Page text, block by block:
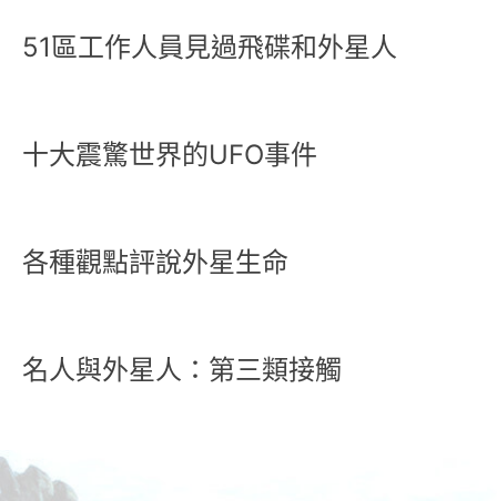
51區工作人員見過飛碟和外星人
十大震驚世界的UFO事件
各種觀點評說外星生命
名人與外星人：第三類接觸